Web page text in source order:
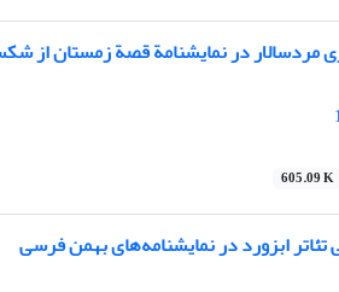
مردسالار در نمایشنامة قصة زمستان از
605.09 K
ابزورد در نمایشنامه‌های بهمن فرسی